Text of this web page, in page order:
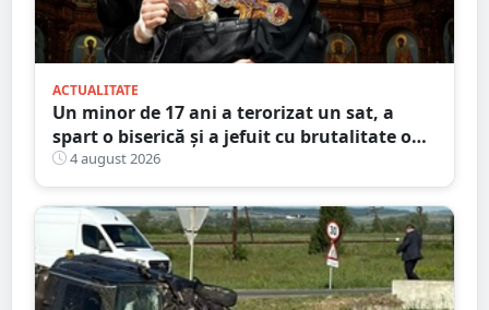
ACTUALITATE
Un minor de 17 ani a terorizat un sat, a
spart o biserică și a jefuit cu brutalitate o
bătrână de 80 de ani
4 august 2026